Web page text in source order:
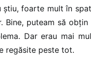
știu, foarte mult în
Bine, puteam să
Dar erau mai
regăsite peste tot.